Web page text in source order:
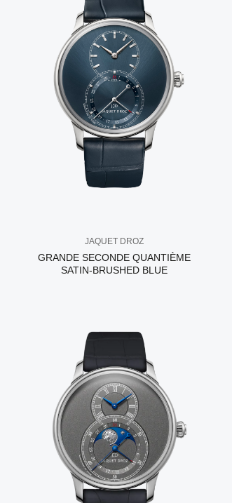
JAQUET DROZ
GRANDE SECONDE QUANTIÈME
SATIN-BRUSHED BLUE